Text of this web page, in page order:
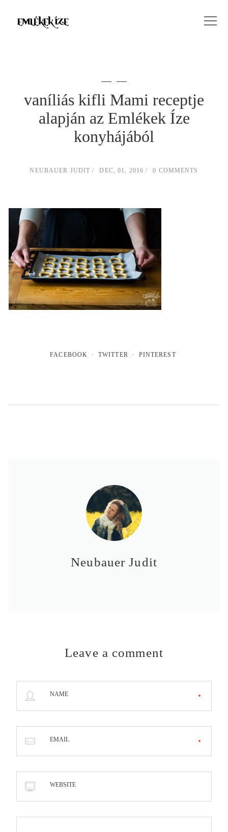
vaníliás kifli Mami receptje
alapján az Emlékek Íze
konyhájából
NEUBAUER JUDIT DEC, 01, 2016 0 COMMENTS
FACEBOOK TWITTER PINTEREST
Neubauer Judit
Leave a comment
NAME
EMAIL
WEBSITE